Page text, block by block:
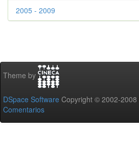
2005 - 2009
Theme by
DSpace Software Copyright © 2002-2008
Comentarios